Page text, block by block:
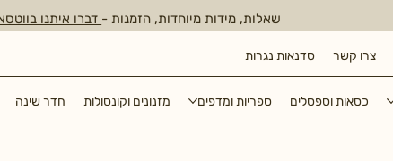
צרו קשר סדנאות נגרות
כסאות וספסלים ספריות ומדפים מזנונים וקונסולות חדר שינה
שאלות, מידות מיוחדות, הזמנות - דברו איתנו